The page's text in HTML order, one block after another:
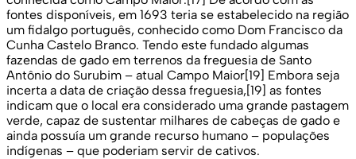
fontes disponíveis, em 1693 teria se estabelecido na região
um fidalgo português, conhecido como Dom Francisco da
Cunha Castelo Branco. Tendo este fundado algumas
fazendas de gado em terrenos da freguesia de Santo
Antônio do Surubim – atual Campo Maior[19] Embora seja
incerta a data de criação dessa freguesia,[19] as fontes
indicam que o local era considerado uma grande pastagem
verde, capaz de sustentar milhares de cabeças de gado e
ainda possuía um grande recurso humano – populações
indígenas – que poderiam servir de cativos.